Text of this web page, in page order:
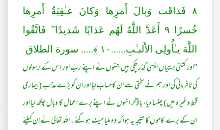
٨ فَذاقَت وَبالَ أَمرِ‌ها وَكانَ عـٰقِبَةُ أَمرِ‌ها
خُسرً‌ا ٩ أَعَدَّ اللَّهُ لَهُم عَذابًا شَديدًا ۖ فَاتَّقُوا
اللَّهَ يـٰأُولِى الأَلبـٰبِ...... ١٠ ﴾..... سورة الطلاق
"اور کتنی بستیاں ایسی گذر چکی ہیں جنہوں نے اپنے ربّ اور ا س کے رسولوں
کی نافرمانی کی اور ہم نے سختی سے ان کاحساب لیا اور ان کو بڑے عذاب (بیماری
قحط وغیرہ میں) پھنسا دیا، بالآخر انہوں نے اپنے برے اعمال کا وبال چکھ لیا اور
ان کے برے کاموں کا نتیجہ یہ ہوا کہ وہ ملیا میٹ ہوگئے ۔ اللہ تعالیٰ نے ان کیلئے